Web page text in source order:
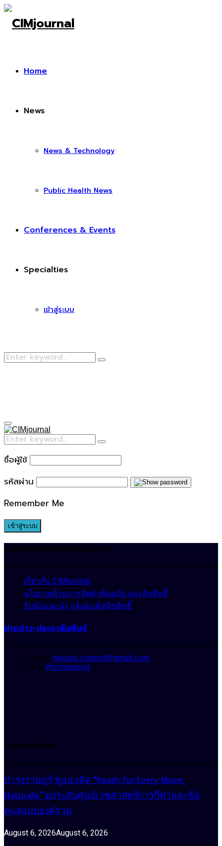
Home
News
News & Technology
Public Health News
Conferences & Events
Specialties
เข้าสู่ระบบ
Search
Search
Primary
Menu
Search
for:
Search
ชื่อผู้ใช้
รหัสผ่าน
Remember Me
นโยบายเกี่ยวกับ CIMjournal
เกี่ยวกับ CIMjournal
นโยบายด้านการจัดทำต้นฉบับ และลิขสิทธิ์
รับข้อแนะนำ แจ้งละเมิดลิขสิทธิ์
ฝากข่าว-ประชาสัมพันธ์
E-mail : hwplus.content@gmail.com
Line : @cimjournal
บทความล่าสุด
บำรุงราษฎร์ ชูแนวคิด “Ready for Every Move,
Naturally” ยกระดับศูนย์เวชศาสตร์การกีฬาและข้อ
ดูแลแบบองค์รวม
August 6, 2026August 6, 2026